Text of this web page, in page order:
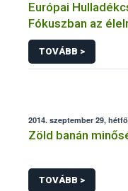
Európai
Fókuszban az
TOVÁBB >
2014. szeptember 29, hétfő
Zöld banán
TOVÁBB >